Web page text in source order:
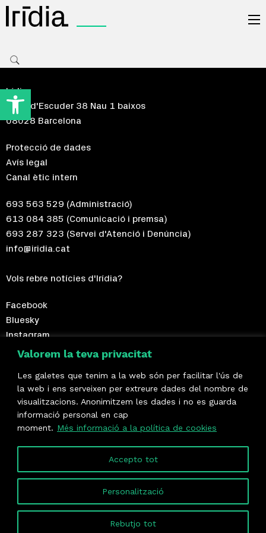
Obre la barra d'eines
Valorem la teva privacitat
Les galetes que tenim a la web són per facilitar l'ús de
la web i ens serveixen per extreure dades del nombre de
visualitzacions. Anonimitzem les dades i no es guarda
informació personal en cap
moment. Més informació a la política de cookies
Personalització
Rebutjo tot
Accepto tot
Irídia
Riera d'Escuder 38 Nau 1 baixos
08028 Barcelona
Protecció de dades
Avís legal
Canal ètic intern
693 563 529 (Administració)
613 084 385 (Comunicació i premsa)
693 287 323 (Servei d'Atenció i Denúncia)
info@iridia.cat
Vols rebre notícies d'Irídia?
Facebook
Bluesky
Instagram
Telegram
Fes-te sòcia!
Formem part de